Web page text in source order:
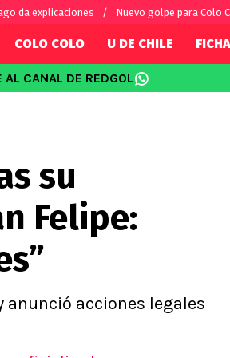
da explicaciones Nuevo golpe para Colo
Argentino
Brasileño
COLO COLO U DE CHILE
AL CANAL DE REDGOL
su
Felipe:
anunció acciones legales